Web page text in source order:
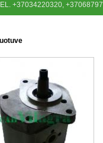
+37034220320,